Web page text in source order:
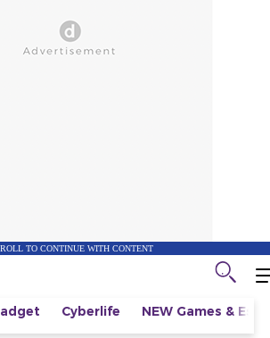
TO CONTINUE WITH CONTENT
Cyberlife NEW Games &